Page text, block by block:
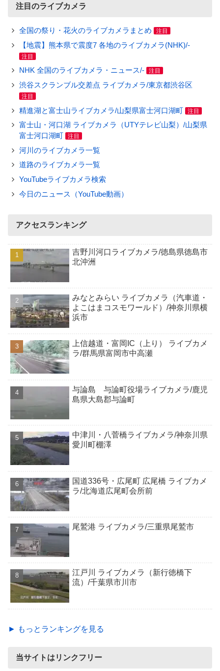
注目のライブカメラ
全国の祭り・花火のライブカメラまとめ 注目
【地震】熊本県で震度7 各地のライブカメラ(NHK)/-
注目
NHK 全国のライブカメラ・ニュース/- 注目
渋谷スクランブル交差点 ライブカメラ/東京都渋谷区
注目
精進湖と富士山ライブカメラ/山梨県富士河口湖町 注目
富士山・河口湖 ライブカメラ（UTYテレビ山梨）/山梨県
富士河口湖町
注目
河川のライブカメラ一覧
道路のライブカメラ一覧
YouTubeライブカメラ検索
今日のニュース（YouTube動画）
アクセスランキング
吉野川河口ライブカメラ/徳島県徳島市
北沖洲
みなとみらい ライブカメラ（汽車道・
よこはまコスモワールド）/神奈川県横
浜市
上信越道・富岡IC（上り） ライブカメ
ラ/群馬県富岡市中高瀬
与論島 与論町役場ライブカメラ/鹿児
島県大島郡与論町
中津川・八菅橋ライブカメラ/神奈川県
愛川町棚澤
国道336号・広尾町 広尾橋 ライブカメ
ラ/北海道広尾町会所前
尾鷲港 ライブカメラ/三重県尾鷲市
江戸川 ライブカメラ（新行徳橋下
流）/千葉県市川市
► もっとランキングを見る
当サイトはリンクフリー